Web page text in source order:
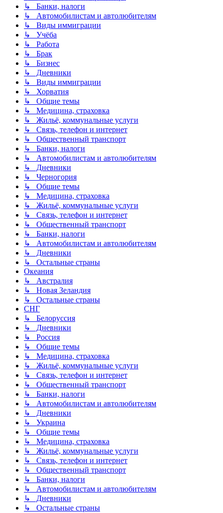
↳ Банки, налоги
↳ Автомобилистам и автолюбителям
↳ Виды иммиграции
↳ Учёба
↳ Работа
↳ Брак
↳ Бизнес
↳ Дневники
↳ Виды иммиграции
↳ Хорватия
↳ Общие темы
↳ Медицина, страховка
↳ Жильё, коммунальные услуги
↳ Связь, телефон и интернет
↳ Общественный транспорт
↳ Банки, налоги
↳ Автомобилистам и автолюбителям
↳ Дневники
↳ Черногория
↳ Общие темы
↳ Медицина, страховка
↳ Жильё, коммунальные услуги
↳ Связь, телефон и интернет
↳ Общественный транспорт
↳ Банки, налоги
↳ Автомобилистам и автолюбителям
↳ Дневники
↳ Остальные страны
Океания
↳ Австралия
↳ Новая Зеландия
↳ Остальные страны
СНГ
↳ Белоруссия
↳ Дневники
↳ Россия
↳ Общие темы
↳ Медицина, страховка
↳ Жильё, коммунальные услуги
↳ Связь, телефон и интернет
↳ Общественный транспорт
↳ Банки, налоги
↳ Автомобилистам и автолюбителям
↳ Дневники
↳ Украина
↳ Общие темы
↳ Медицина, страховка
↳ Жильё, коммунальные услуги
↳ Связь, телефон и интернет
↳ Общественный транспорт
↳ Банки, налоги
↳ Автомобилистам и автолюбителям
↳ Дневники
↳ Остальные страны